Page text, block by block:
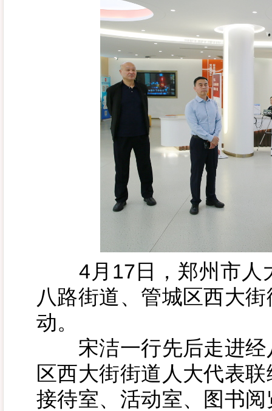
4月17日，郑州市人
八路街道、管城区西大
动。
宋洁一行先后走进经
区西大街街道人大代表
接待室、活动室、图书